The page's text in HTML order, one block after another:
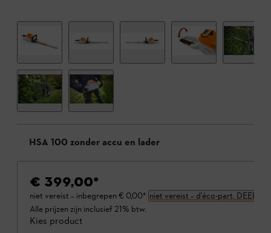
HSA 100 zonder accu en lader
€ 399,00*
niet vereist – inbegrepen€ 0,00* niet vereist – d'éco-part. DEEE
Alle prijzen zijn inclusief 21% btw.
Kies product